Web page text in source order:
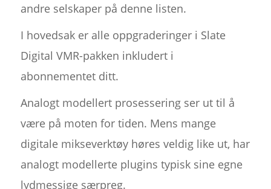
andre selskaper på denne listen.
I hovedsak er alle oppgraderinger i Slate
Digital VMR-pakken inkludert i
abonnementet ditt.
Analogt modellert prosessering ser ut til å
være på moten for tiden. Mens mange
digitale mikseverktøy høres veldig like ut, har
analogt modellerte plugins typisk sine egne
lydmessige særpreg.